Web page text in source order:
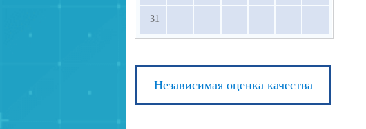
31
Независимая оценка качества